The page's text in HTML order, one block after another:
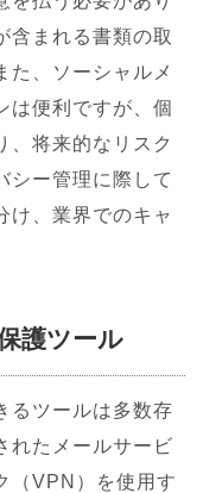
含まれる書類の取
た、ソーシャルメ
は便利ですが、個
、将来的なリスク
シー管理に際して
け、業界でのキャ
護ツール
るツールは多数存
れたメールサービ
（VPN）を使用す